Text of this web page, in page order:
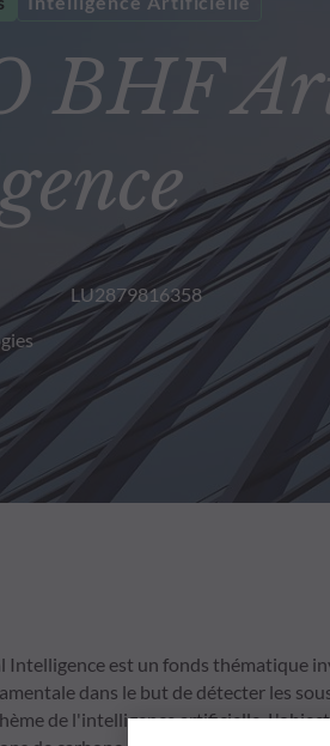
BHF
LU2879816358
est un fonds thématique
dans le but de détecter les
de l'intelligence artificielle.